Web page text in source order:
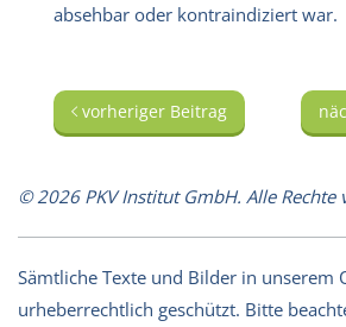
absehbar oder kontraindiziert war.
vorheriger Beitrag
© 2026 PKV Institut GmbH. Alle Rechte
Sämtliche Texte und Bilder in unserem
urheberrechtlich geschützt. Bitte